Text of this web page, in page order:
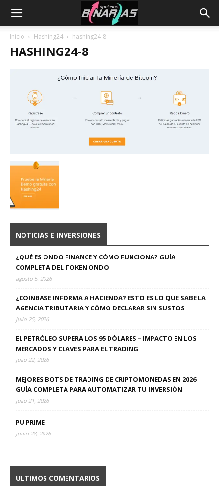
Inicio Hashing24 hashing24-8
HASHING24-8
NOTICIAS E INVERSIONES
¿QUÉ ES ONDO FINANCE Y CÓMO FUNCIONA? GUÍA
COMPLETA DEL TOKEN ONDO
agosto 5, 2026
¿COINBASE INFORMA A HACIENDA? ESTO ES LO QUE SABE LA
AGENCIA TRIBUTARIA Y CÓMO DECLARAR SIN SUSTOS
julio 25, 2026
EL PETRÓLEO SUPERA LOS 95 DÓLARES – IMPACTO EN LOS
MERCADOS Y CLAVES PARA EL TRADING
julio 22, 2026
MEJORES BOTS DE TRADING DE CRIPTOMONEDAS EN 2026:
GUÍA COMPLETA PARA AUTOMATIZAR TU INVERSIÓN
julio 21, 2026
PU PRIME
junio 28, 2026
ULTIMOS COMENTARIOS